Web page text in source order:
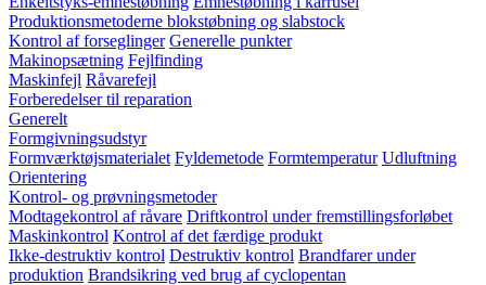
Produktionsmetoderne blokstøbning og slabstock
Kontrol af forseglinger Generelle punkter
Makinopsætning Fejlfinding
Maskinfejl Råvarefejl
Forberedelser til reparation
Generelt
Formgivningsudstyr
Formværktøjsmaterialet Fyldemetode Formtemperatur Udluftning
Orientering
Kontrol- og prøvningsmetoder
Modtagekontrol af råvare Driftkontrol under fremstillingsforløbet
Maskinkontrol Kontrol af det færdige produkt
Ikke-destruktiv kontrol Destruktiv kontrol Brandfarer under
produktion Brandsikring ved brug af cyclopentan